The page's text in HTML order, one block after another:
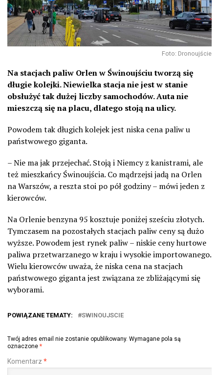
Foto: Dronoujście
Na stacjach paliw Orlen w Świnoujściu tworzą się
długie kolejki. Niewielka stacja nie jest w stanie
obsłużyć tak dużej liczby samochodów. Auta nie
mieszczą się na placu, dlatego stoją na ulicy.
Powodem tak długich kolejek jest niska cena paliw u
państwowego giganta.
– Nie ma jak przejechać. Stoją i Niemcy z kanistrami, ale
też mieszkańcy Świnoujścia. Co mądrzejsi jadą na Orlen
na Warszów, a reszta stoi po pół godziny – mówi jeden z
kierowców.
Na Orlenie benzyna 95 kosztuje poniżej sześciu złotych.
Tymczasem na pozostałych stacjach paliw ceny są dużo
wyższe. Powodem jest rynek paliw – niskie ceny hurtowe
paliwa przetwarzanego w kraju i wysokie importowanego.
Wielu kierowców uważa, że niska cena na stacjach
państwowego giganta jest związana ze zbliżającymi się
wyborami.
POWIĄZANE TEMATY: SWINOUJSCIE
Twój adres email nie zostanie opublikowany. Wymagane pola są
oznaczone *
Komentarz *